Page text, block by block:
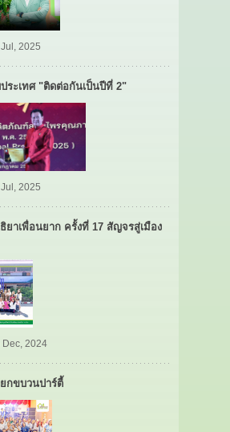
2025
ประเทศ "ติดต่อกันเป็นปีที่ 2"
2025
ยาเพื่อนยาก ครั้งที่ 17 สัญจรสู่เมือง
Dec, 2024
กขบวนปาร์ตี้